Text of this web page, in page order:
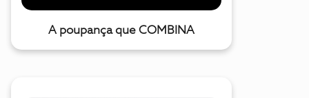
A poupança que COMBINA